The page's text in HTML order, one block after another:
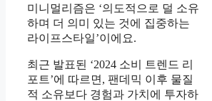
미니멀리즘은 ‘의도적으로 덜 소유
하며 더 의미 있는 것에 집중하는
라이프스타일’이에요.
최근 발표된 ‘2024 소비 트렌드 리
포트’에 따르면, 팬데믹 이후 물질
적 소유보다 경험과 가치에 투자하